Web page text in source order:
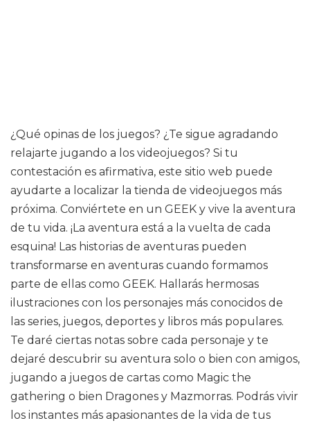
¿Qué opinas de los juegos? ¿Te sigue agradando
relajarte jugando a los videojuegos? Si tu
contestación es afirmativa, este sitio web puede
ayudarte a localizar la tienda de videojuegos más
próxima. Conviértete en un GEEK y vive la aventura
de tu vida. ¡La aventura está a la vuelta de cada
esquina! Las historias de aventuras pueden
transformarse en aventuras cuando formamos
parte de ellas como GEEK. Hallarás hermosas
ilustraciones con los personajes más conocidos de
las series, juegos, deportes y libros más populares.
Te daré ciertas notas sobre cada personaje y te
dejaré descubrir su aventura solo o bien con amigos,
jugando a juegos de cartas como Magic the
gathering o bien Dragones y Mazmorras. Podrás vivir
los instantes más apasionantes de la vida de tus